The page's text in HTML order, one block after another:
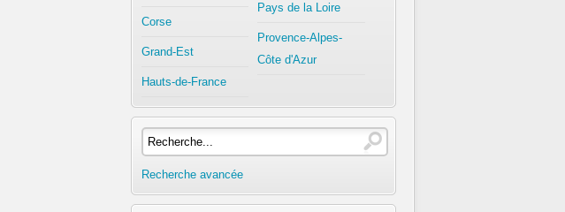
Corse
Grand-Est
Hauts-de-France
Pays de la Loire
Provence-Alpes-
Côte d'Azur
Recherche avancée